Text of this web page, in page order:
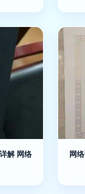
解 网络
网